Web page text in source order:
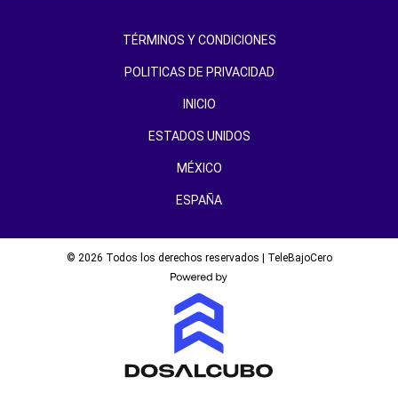
TÉRMINOS Y CONDICIONES
POLITICAS DE PRIVACIDAD
INICIO
ESTADOS UNIDOS
MÉXICO
ESPAÑA
© 2026 Todos los derechos reservados | TeleBajoCero